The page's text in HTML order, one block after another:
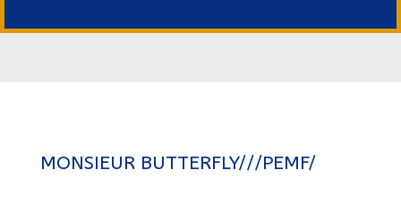
MONSIEUR BUTTERFLY///PEMF/